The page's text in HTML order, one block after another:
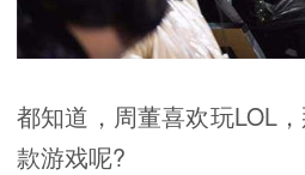
都知道，周董喜欢玩LOL
款游戏呢?